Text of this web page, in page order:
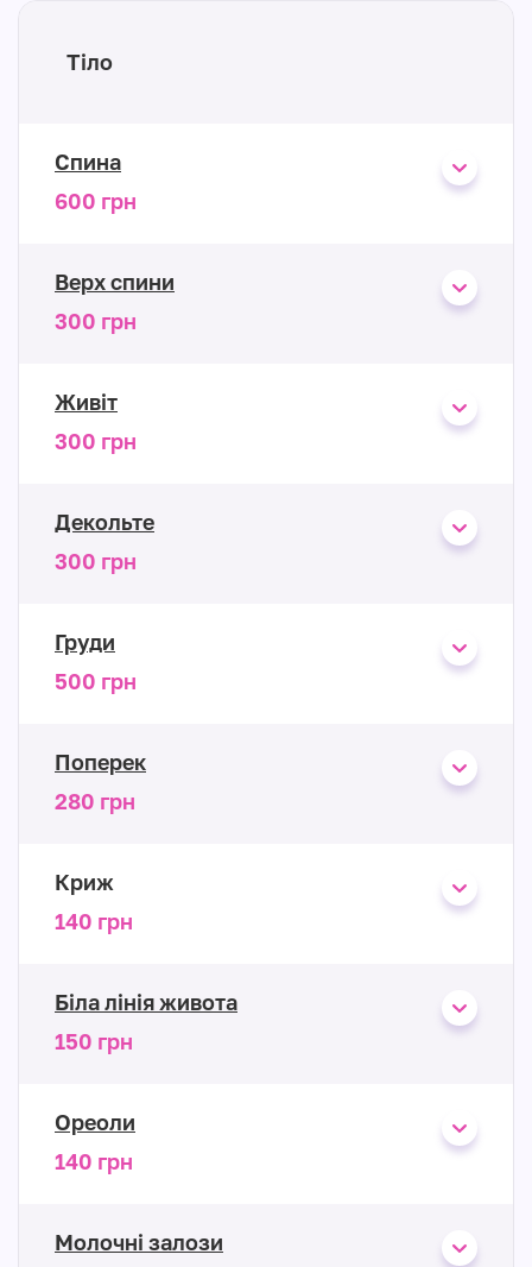
Тіло
Спина
600 грн
Верх спини
300 грн
Живіт
300 грн
Декольте
300 грн
Груди
500 грн
Поперек
280 грн
Криж
140 грн
Біла лінія живота
150 грн
Ореоли
140 грн
Молочні залози